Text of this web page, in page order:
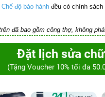
Chế độ bảo hành đều có chính
đã bao gồm công thợ, không
Đặt lịch sửa
(Tặng Voucher 10% tối đa